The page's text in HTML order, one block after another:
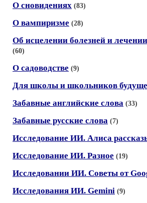
О сновидениях (83)
О вампиризме (28)
Об исцелении болезней и
(60)
О садоводстве (9)
Для школы и школьников
Забавные английские слова (33)
Забавные русские слова (7)
Исследование ИИ. Алиса
Исследование ИИ. Разное (19)
Исследовании ИИ. Советы от
Исследования ИИ. Gemini (9)